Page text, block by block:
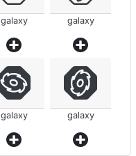
galaxy galaxy
galaxy galaxy